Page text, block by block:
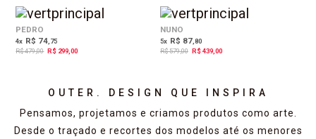
PEDRO
4x R$ 74 ,75
R$ 479,00 R$ 299,00
NUNO
5x R$ 87,80
R$ 579,00 R$ 439,00
OUTER. DESIGN QUE INSPIRA
Pensamos, projetamos e criamos produtos como arte.
Desde o traçado e recortes dos modelos até os menores